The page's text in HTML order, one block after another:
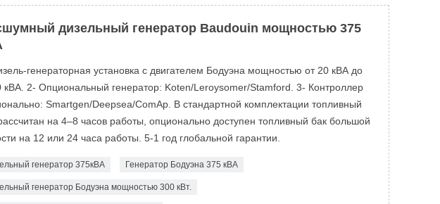
дизельный генератор Baudouin мощностью 375
генераторная установка с двигателем Бодуэна мощностью от 20 кВА до
кВА. 2- Опциональный генератор: Koten/Leroysomer/Stamford. 3- Контроллер
Smartgen/Deepsea/ComAp. В стандартной комплектации топливный
на 4–8 часов работы, опционально доступен топливный бак большой
на 12 или 24 часа работы. 5-1 год глобальной гарантии.
генератор 375кВА Генератор Бодуэна 375 кВА
генератор Бодуэна мощностью 300 кВт.